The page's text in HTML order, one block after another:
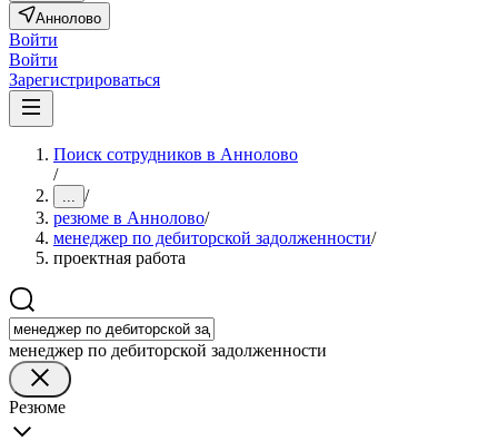
Аннолово
Войти
Войти
Зарегистрироваться
Поиск сотрудников в Аннолово
/
... /
резюме в Аннолово/
менеджер по дебиторской задолженности/
проектная работа
менеджер по дебиторской задолженности
Резюме